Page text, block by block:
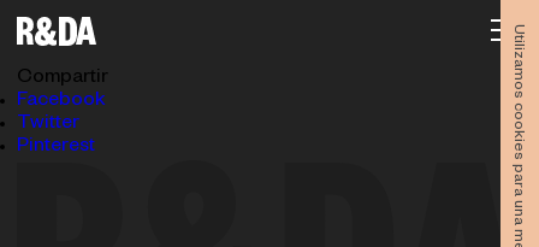
09.05.2022
Compartir
Facebook
Twitter
Pinterest